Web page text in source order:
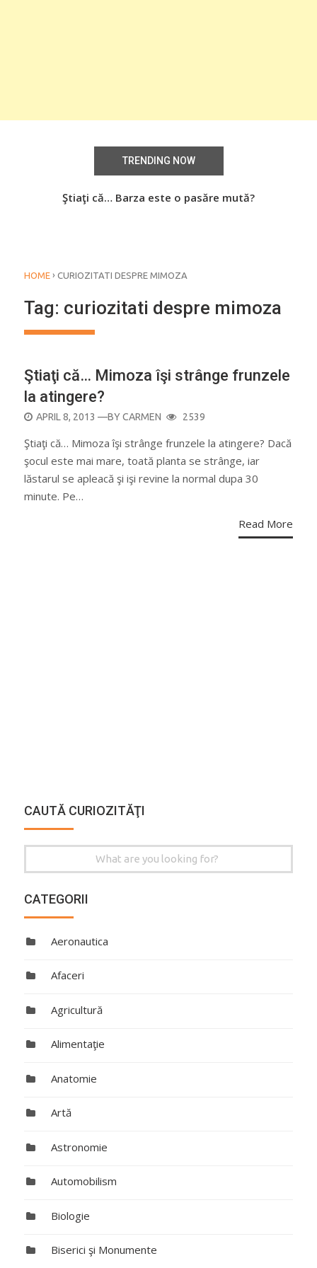
TRENDING NOW
Ştiaţi că… Barza este o pasăre mută?
HOME › CURIOZITATI DESPRE MIMOZA
Tag: curiozitati despre mimoza
Ştiaţi că… Mimoza îşi strânge frunzele
la atingere?
POSTED
APRIL 8, 2013 —BYCARMEN 2539
Ştiaţi că… Mimoza îşi strânge frunzele la atingere? Dacă
şocul este mai mare, toată planta se strânge, iar
lăstarul se apleacă şi işi revine la normal dupa 30
minute. Pe…
Read More
CAUTĂ CURIOZITĂŢI
for:
CATEGORII
Aeronautica
Afaceri
Agricultură
Alimentaţie
Anatomie
Artă
Astronomie
Automobilism
Biologie
Biserici şi Monumente